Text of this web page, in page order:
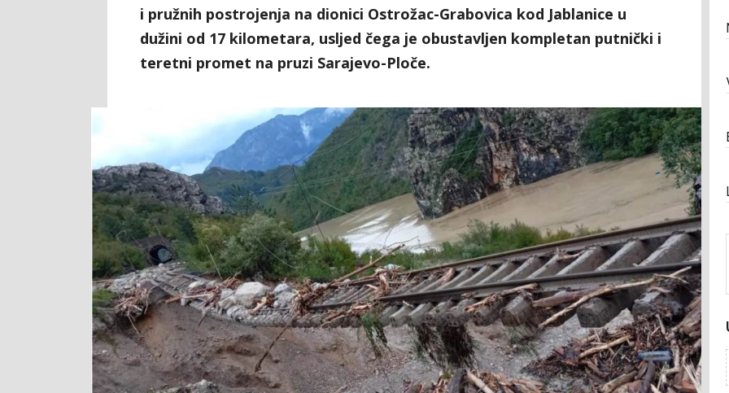
i pružnih postrojenja na dionici Ostrožac-Grabovica kod Jablanice u
dužini od 17 kilometara, usljed čega je obustavljen kompletan putnički i
teretni promet na pruzi Sarajevo-Ploče.